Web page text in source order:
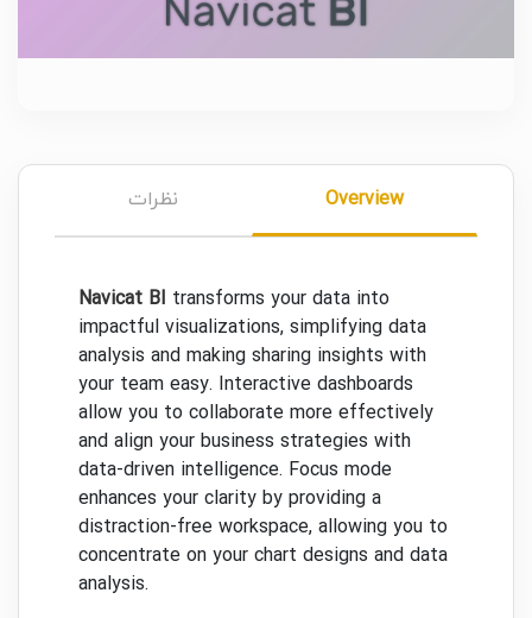
Overview نظرات
Navicat BI transforms your data into
impactful visualizations, simplifying data
analysis and making sharing insights with
your team easy. Interactive dashboards
allow you to collaborate more effectively
and align your business strategies with
data-driven intelligence. Focus mode
enhances your clarity by providing a
distraction-free workspace, allowing you to
concentrate on your chart designs and data
analysis.